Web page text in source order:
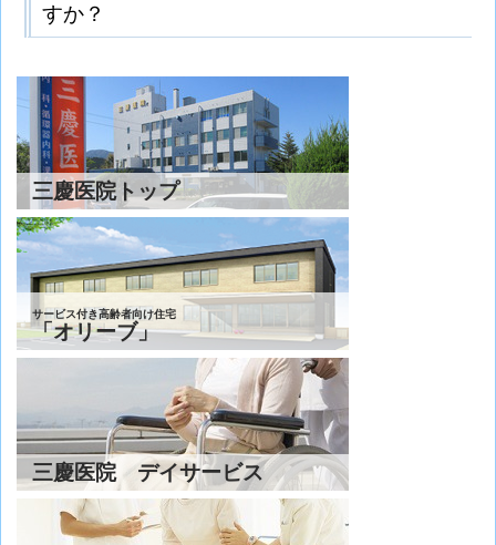
すか？
三慶医院トップ
サービス付き高齢者向け住宅
「オリーブ」
三慶医院 デイサービス